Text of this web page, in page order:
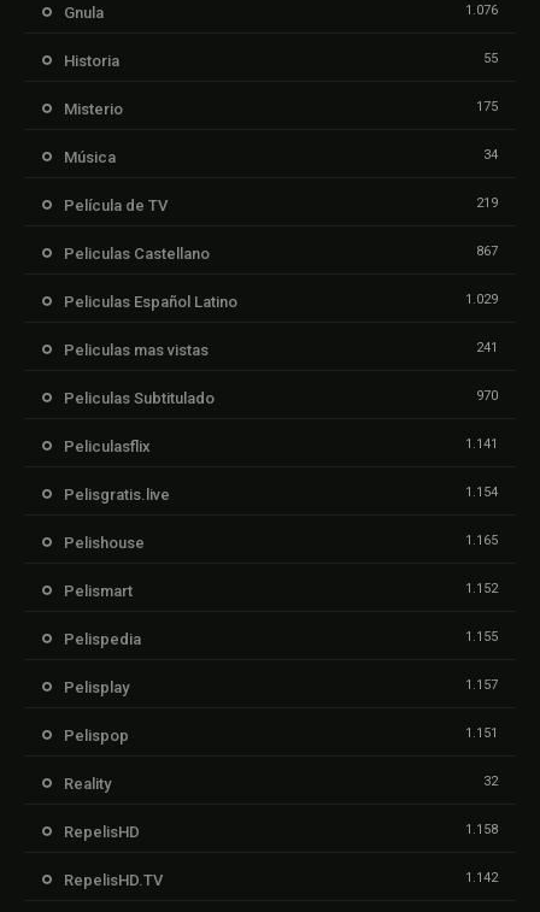
Gnula 1.076
Historia 55
Misterio 175
Música 34
Película de TV 219
Peliculas Castellano 867
Peliculas Español Latino 1.029
Peliculas mas vistas 241
Peliculas Subtitulado 970
Peliculasflix 1.141
Pelisgratis.live 1.154
Pelishouse 1.165
Pelismart 1.152
Pelispedia 1.155
Pelisplay 1.157
Pelispop 1.151
Reality 32
RepelisHD 1.158
RepelisHD.TV 1.142